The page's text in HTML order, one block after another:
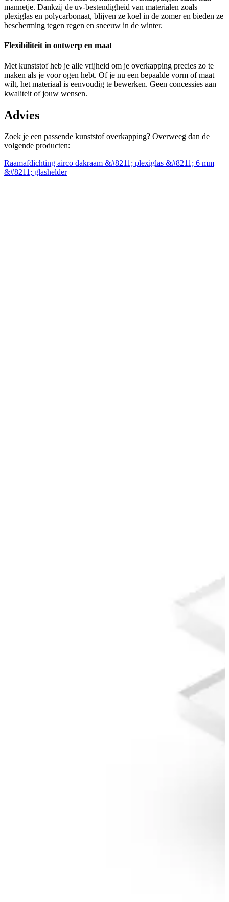
mannetje. Dankzij de uv-bestendigheid van materialen zoals
plexiglas en polycarbonaat, blijven ze koel in de zomer en bieden ze
bescherming tegen regen en sneeuw in de winter.
Flexibiliteit in ontwerp en maat
Met kunststof heb je alle vrijheid om je overkapping precies zo te
maken als je voor ogen hebt. Of je nu een bepaalde vorm of maat
wilt, het materiaal is eenvoudig te bewerken. Geen concessies aan
kwaliteit of jouw wensen.
Advies
Zoek je een passende kunststof overkapping? Overweeg dan de
volgende producten:
Raamafdichting airco dakraam &#8211; plexiglas &#8211; 6 mm
&#8211; glashelder